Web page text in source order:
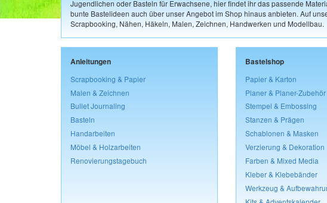
Jugendlichen oder Basteln für Erwachsene, hier findet ihr das passende
bunte Bastelideen auch über unser Angebot im Shop hinaus anbieten. Auf
Scrapbooking, Nähen, Häkeln, Malen, Zeichnen, Handwerken und Modellbau.
Anleitungen
Scrapbooking & Papier
Malen & Zeichnen
Bullet Journaling
Basteln
Handarbeiten
Möbel & Holzarbeiten
Renovierungstagebuch
Bastelshop
Papier & Karton
Planer & Planer-Zubehör
Stempel & Embossing
Stanzen & Prägen
Schablonen & Masken
Verzierung & Dekoration
Farben & Mixed Media
Kleber & Klebebänder
Werkzeug &